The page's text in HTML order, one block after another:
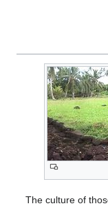
The culture of